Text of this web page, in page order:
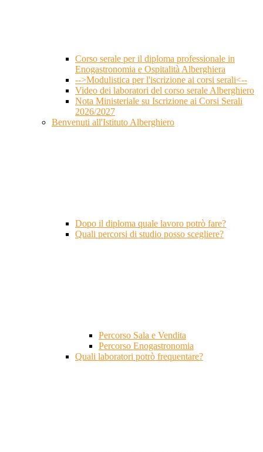
Corso serale per il diploma professionale in
Enogastronomia e Ospitalità Alberghiera
-->Modulistica per l'iscrizione ai corsi serali<--
Video dei laboratori del corso serale Alberghiero
Nota Ministeriale su Iscrizione ai Corsi Serali
2026/2027
Benvenuti all'Istituto Alberghiero
Dopo il diploma quale lavoro potrò fare?
Quali percorsi di studio posso scegliere?
Percorso Sala e Vendita
Percorso Enogastronomia
Quali laboratori potrò frequentare?